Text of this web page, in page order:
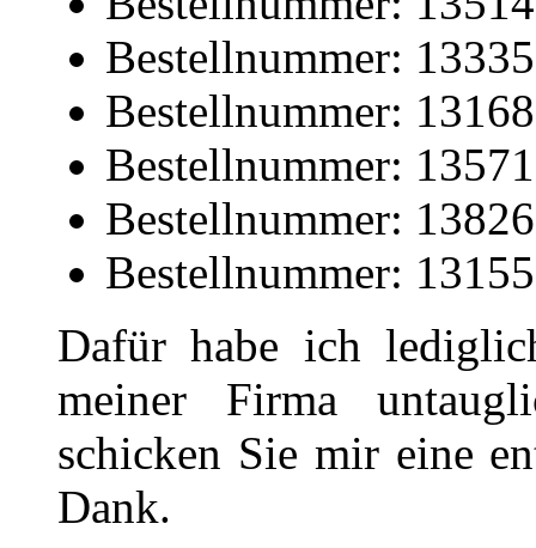
Bestellnummer:
Bestellnummer:
Bestellnummer:
Bestellnummer:
Bestellnummer:
Dafür habe ich
meiner Firma
schicken Sie mir eine
Dank.